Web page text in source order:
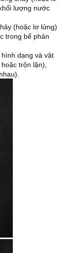
lượng nước
(hoặc lơ lửng)
trong bể phản
dạng và vật
trộn lặn),